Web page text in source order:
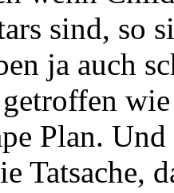
sind, so
ja auch
Plan.
Tatsache,